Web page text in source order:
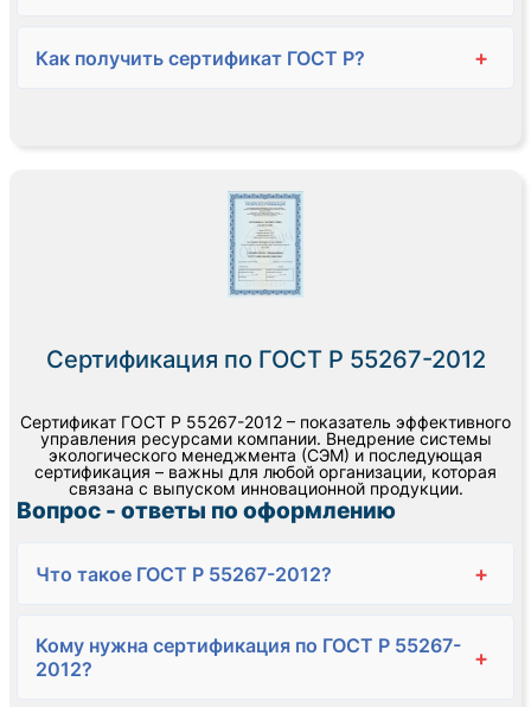
Как получить сертификат ГОСТ Р? +
Сертификация по ГОСТ Р 55267-2012
Сертификат ГОСТ Р 55267-2012 – показатель эффективного
управления ресурсами компании. Внедрение системы
экологического менеджмента (СЭМ) и последующая
сертификация – важны для любой организации, которая
связана с выпуском инновационной продукции.
Вопрос - ответы по оформлению
Что такое ГОСТ Р 55267-2012? +
Кому нужна сертификация по ГОСТ Р 55267-
2012?
+